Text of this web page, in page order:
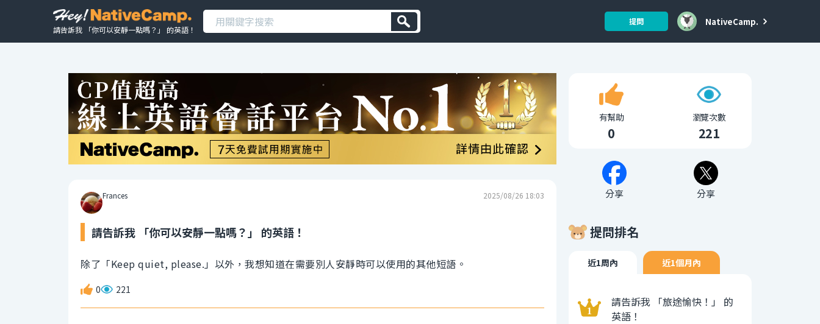
請告訴我 「你可以安靜一點嗎？」 的英語！
提問 NativeCamp.
Frances 2025/08/26 18:03
請告訴我 「你可以安靜一點嗎？」 的英語！
除了「Keep quiet, please.」以外，我想知道在需要別人安靜時可以使用的其他短語。
0 221
有幫助
0
瀏覽次數
221
分享 分享
提問排名
近1周內 近1個月內
請告訴我 「旅途愉快！」 的
英語！